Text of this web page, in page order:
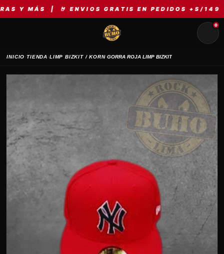
| 🤘 ENVIOS GRATIS EN PEDIDOS +S/149 | ⚡
0
INICIO›TIENDA›LIMP BIZKIT / KORN›GORRA ROJA LIMP BIZKIT